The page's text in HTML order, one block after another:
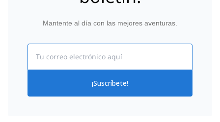
Mantente al día con las mejores aventuras.
¡Suscríbete!